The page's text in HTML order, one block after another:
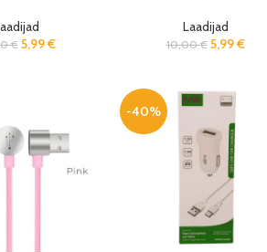
€ 5,99€
Laadijad
10,00€ 5,99€
-40%